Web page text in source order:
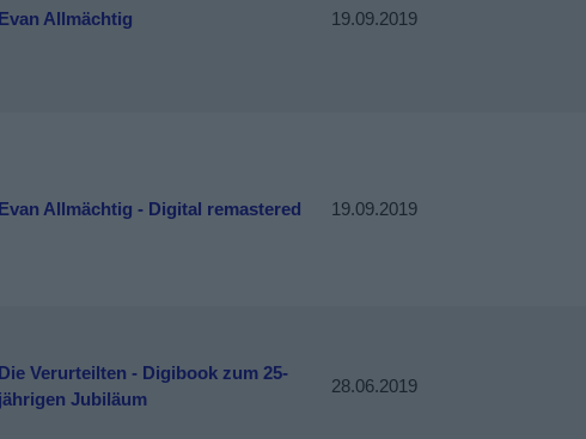
Evan Allmächtig 19.09.2019
Evan Allmächtig - Digital remastered 19.09.2019
Die Verurteilten - Digibook zum 25-
jährigen Jubiläum
28.06.2019